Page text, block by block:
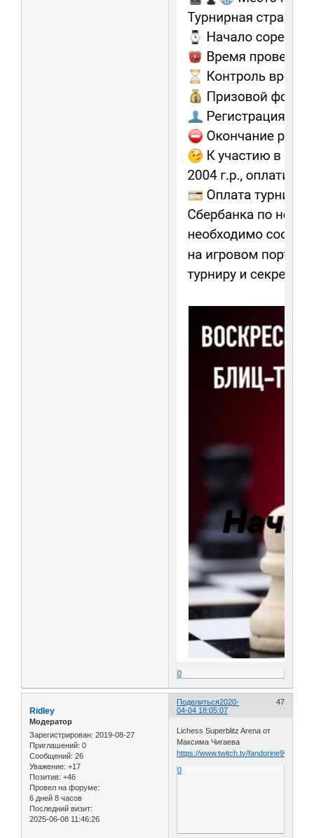
0
Поделиться 47
2020-
04-04 18:05:07
Ridley
Модератор
Зарегистрирован: 2019-08-27
Приглашений: 0
Сообщений: 26
Уважение: +17
Позитив: +46
Провел на форуме:
6 дней 8 часов
Последний визит:
2025-06-08 11:46:26
Lichess Superblitz Arena от
Максима Чигаева
https://www.twitch.tv/fandorine96
0